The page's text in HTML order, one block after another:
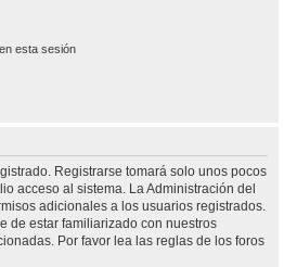
esta sesión
Registrarse tomará solo unos pocos
acceso al sistema. La Administración del
adicionales a los usuarios registrados.
de estar familiarizado con nuestros
Por favor lea las reglas de los foros